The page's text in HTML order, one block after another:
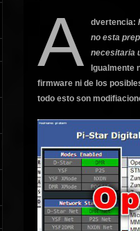
A dvertencia:
no esta
necesitaria
Igualmente
firmware ni de los
todo esto son